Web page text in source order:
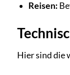
Reisen:
Hier sind die